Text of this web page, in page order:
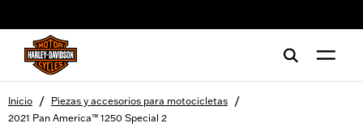
Inicio / Piezas y accesorios para motocicletas /
2021 Pan America™ 1250 Special 2